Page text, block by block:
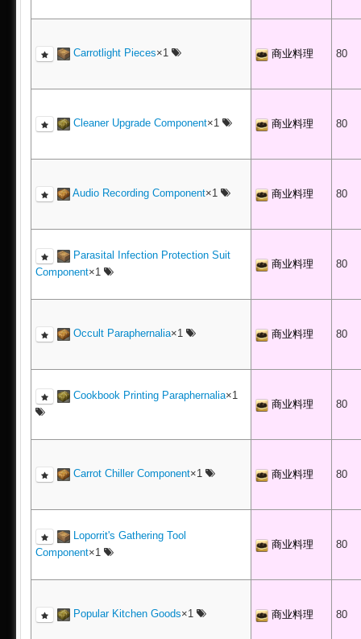
Carrotlight Pieces×1 商业料理 80
Cleaner Upgrade Component×1 商业料理 80
Audio Recording Component×1 商业料理 80
Parasital Infection Protection Suit
Component×1
商业料理 80
Occult Paraphernalia×1 商业料理 80
Cookbook Printing Paraphernalia×1
商业料理 80
Carrot Chiller Component×1 商业料理 80
Loporrit's Gathering Tool
Component×1
商业料理 80
Popular Kitchen Goods×1 商业料理 80